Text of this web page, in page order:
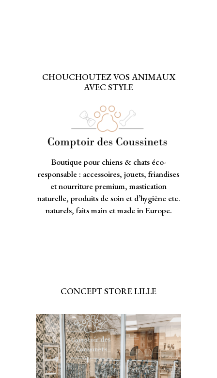
page
CHOUCHOUTEZ VOS ANIMAUX
AVEC STYLE
Boutique pour chiens & chats éco-
responsable : accessoires, jouets, friandises
et nourriture premium, mastication
naturelle, produits de soin et d’hygiène etc.
naturels, faits main et made in Europe.
CONCEPT STORE LILLE